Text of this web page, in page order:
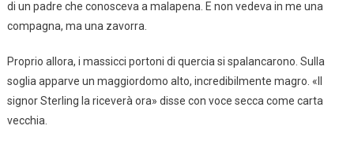
di un padre che conosceva a malapena. E non vedeva in me una
compagna, ma una zavorra.
Proprio allora, i massicci portoni di quercia si spalancarono. Sulla
soglia apparve un maggiordomo alto, incredibilmente magro. «Il
signor Sterling la riceverà ora» disse con voce secca come carta
vecchia.